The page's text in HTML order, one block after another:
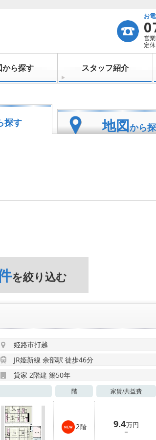
お
営
定
から探す スタッフ紹介
探す 地図から
を絞り込む
姫路市打越
JR姫新線 余部駅 徒歩46分
貸家 2階建 築50年
階 家賃/共益費
2階 9.4万円
－